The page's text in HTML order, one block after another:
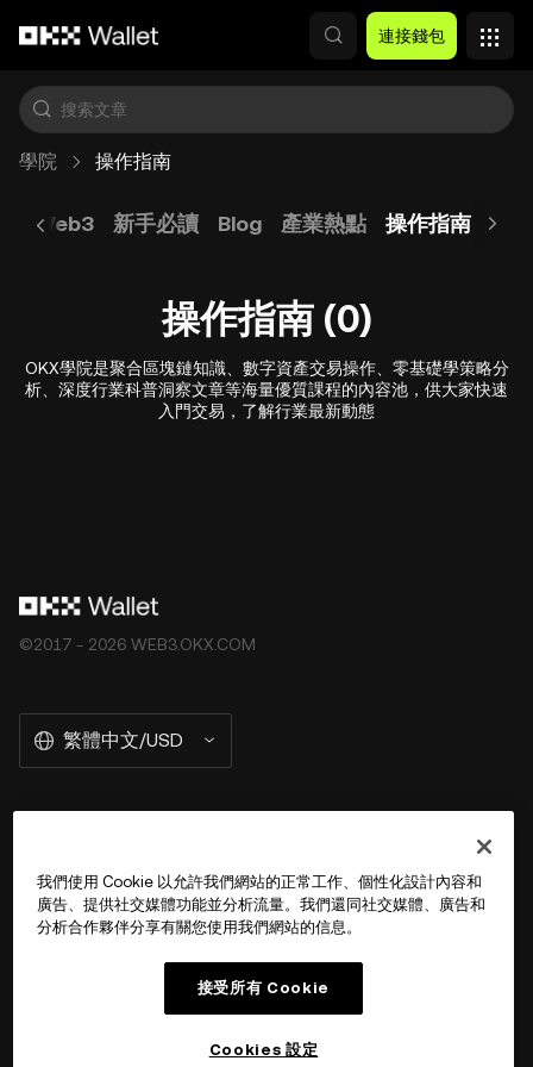
連接錢包
學院 操作指南
Web3 新手必讀 Blog 產業熱點 操作指南 防
操作指南 (0)
OKX學院是聚合區塊鏈知識、數字資產交易操作、零基礎學策略分
析、深度行業科普洞察文章等海量優質課程的內容池，供大家快速
入門交易，了解行業最新動態
©2017 - 2026 WEB3.OKX.COM
繁體中文/USD
產品
我們使用 Cookie 以允許我們網站的正常工作、個性化設計內容和
廣告、提供社交媒體功能並分析流量。我們還同社交媒體、廣告和
分析合作夥伴分享有關您使用我們網站的信息。
接受所有 Cookie
Cookies 設定